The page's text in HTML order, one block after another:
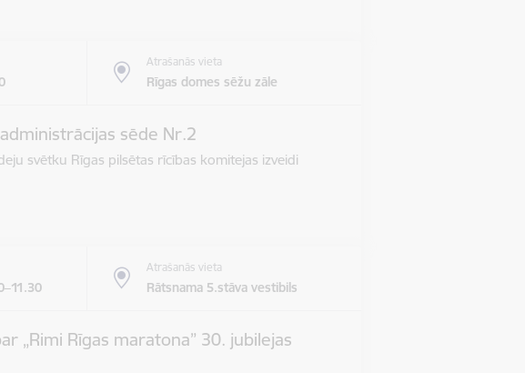
Atrašanās vieta
Rīgas domes sēžu zāle
sēde Nr.2
svētku Rīgas pilsētas rīcības komitejas izveidi
Atrašanās vieta
Rātsnama 5.stāva vestibils
„Rimi Rīgas maratona” 30. jubilejas